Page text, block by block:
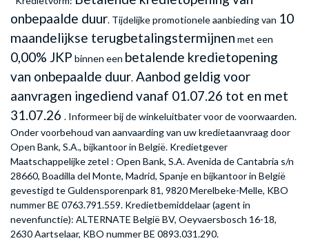
onbepaalde duur. Tijdelijke promotionele aanbieding van 10
maandelijkse terugbetalingstermijnen met een
0,00% JKP binnen een betalende kredietopening
van onbepaalde duur. Aanbod geldig voor
aanvragen ingediend vanaf 01.07.26 tot en met
31.07.26 . Informeer bij de winkeluitbater voor de voorwaarden.
Onder voorbehoud van aanvaarding van uw kredietaanvraag door
Open Bank, S.A., bijkantoor in België. Kredietgever
Maatschappelijke zetel : Open Bank, S.A. Avenida de Cantabria s/n
28660, Boadilla del Monte, Madrid, Spanje en bijkantoor in België
gevestigd te Guldensporenpark 81, 9820 Merelbeke-Melle, KBO
nummer BE 0763.791.559. Kredietbemiddelaar (agent in
nevenfunctie): ALTERNATE België BV, Oeyvaersbosch 16-18,
2630 Aartselaar, KBO nummer BE 0893.031.290.